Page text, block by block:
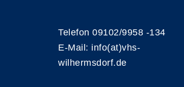
Telefon 09102/9958 -134
E-Mail: info(at)vhs-
wilhermsdorf.de